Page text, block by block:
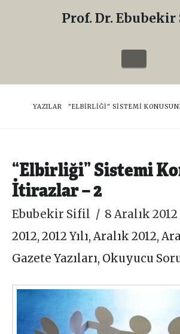
Sifil
Prof. Dr.
HOME
YAZILAR "ELBIRLIĞI" SISTEMI
“Elbirliği” Sistemi
İtirazlar – 2
Ebubekir Sifil
8 Aralık 2012
2012,2012 Yılı,Aralık 2012,
Gazete Yazıları, Okuyucu